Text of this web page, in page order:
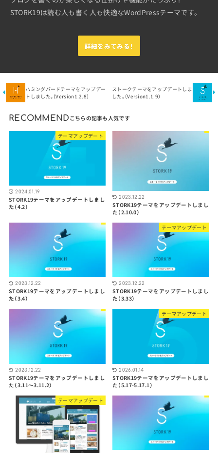
STORK19は読む人も書く人も快適なWordPressテーマです。
詳細をみてみる！
ハミングバードテーマをアップデー
トしました。（Version1.2.8）
ストークテーマをアップデートしま
した。（Version1.1.9）
RECOMMEND
テーマアップデート
2024.01.19
STORK19テーマをアップデートしまし
た（4.2）
2023.12.22
STORK19テーマをアップデートしまし
た（2.10.0）
2023.12.22
STORK19テーマをアップデートしまし
た（3.4）
テーマアップデート
2023.12.22
STORK19テーマをアップデートしまし
た（3.33）
2023.12.22
STORK19テーマをアップデートしまし
た（3.11〜3.11.2）
テーマアップデート
2026.01.14
STORK19テーマをアップデートしまし
た（5.17-5.17.1）
テーマアップデート